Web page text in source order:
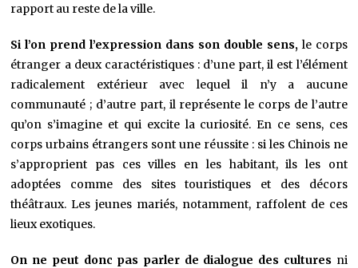
rapport au reste de la ville.
Si l’on prend l’expression dans son double sens, le corps
étranger a deux caractéristiques : d’une part, il est l’élément
radicalement extérieur avec lequel il n’y a aucune
communauté ; d’autre part, il représente le corps de l’autre
qu’on s’imagine et qui excite la curiosité. En ce sens, ces
corps urbains étrangers sont une réussite : si les Chinois ne
s’approprient pas ces villes en les habitant, ils les ont
adoptées comme des sites touristiques et des décors
théâtraux. Les jeunes mariés, notamment, raffolent de ces
lieux exotiques.
On ne peut donc pas parler de dialogue des cultures ni